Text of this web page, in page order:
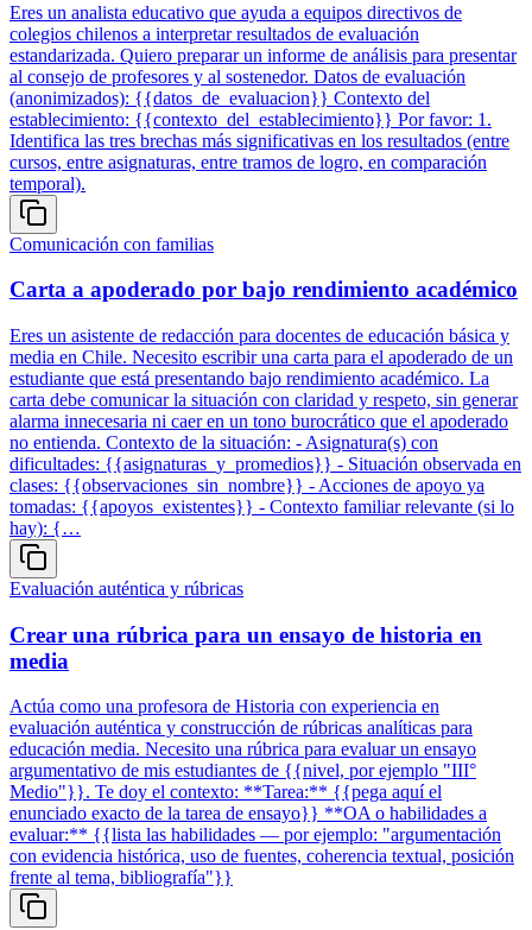
Eres un analista educativo que ayuda a equipos directivos de
colegios chilenos a interpretar resultados de evaluación
estandarizada. Quiero preparar un informe de análisis para presentar
al consejo de profesores y al sostenedor. Datos de evaluación
(anonimizados): {{datos_de_evaluacion}} Contexto del
establecimiento: {{contexto_del_establecimiento}} Por favor: 1.
Identifica las tres brechas más significativas en los resultados (entre
cursos, entre asignaturas, entre tramos de logro, en comparación
temporal).
Comunicación con familias
Carta a apoderado por bajo rendimiento académico
Eres un asistente de redacción para docentes de educación básica y
media en Chile. Necesito escribir una carta para el apoderado de un
estudiante que está presentando bajo rendimiento académico. La
carta debe comunicar la situación con claridad y respeto, sin generar
alarma innecesaria ni caer en un tono burocrático que el apoderado
no entienda. Contexto de la situación: - Asignatura(s) con
dificultades: {{asignaturas_y_promedios}} - Situación observada en
clases: {{observaciones_sin_nombre}} - Acciones de apoyo ya
tomadas: {{apoyos_existentes}} - Contexto familiar relevante (si lo
hay): {…
Evaluación auténtica y rúbricas
Crear una rúbrica para un ensayo de historia en
media
Actúa como una profesora de Historia con experiencia en
evaluación auténtica y construcción de rúbricas analíticas para
educación media. Necesito una rúbrica para evaluar un ensayo
argumentativo de mis estudiantes de {{nivel, por ejemplo "III°
Medio"}}. Te doy el contexto: **Tarea:** {{pega aquí el
enunciado exacto de la tarea de ensayo}} **OA o habilidades a
evaluar:** {{lista las habilidades — por ejemplo: "argumentación
con evidencia histórica, uso de fuentes, coherencia textual, posición
frente al tema, bibliografía"}}